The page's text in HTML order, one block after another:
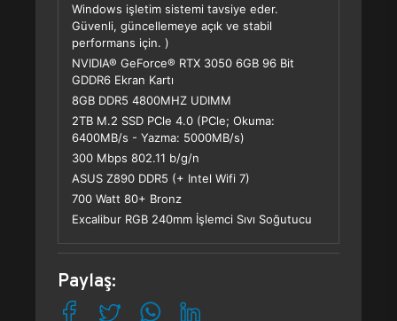
Windows işletim sistemi tavsiye eder.
Güvenli, güncellemeye açık ve stabil
performans için. )
NVIDIA® GeForce® RTX 3050 6GB 96 Bit
GDDR6 Ekran Kartı
8GB DDR5 4800MHZ UDIMM
2TB M.2 SSD PCle 4.0 (PCle; Okuma:
6400MB/s - Yazma: 5000MB/s)
300 Mbps 802.11 b/g/n
ASUS Z890 DDR5 (+ Intel Wifi 7)
700 Watt 80+ Bronz
Excalibur RGB 240mm İşlemci Sıvı Soğutucu
Paylaş: